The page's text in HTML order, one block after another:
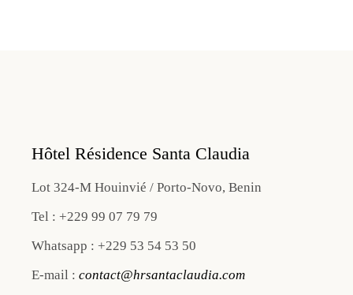
Hôtel Résidence Santa Claudia
Lot 324-M Houinvié / Porto-Novo, Benin
Tel : +229 99 07 79 79
Whatsapp : +229 53 54 53 50
E-mail :contact@hrsantaclaudia.com